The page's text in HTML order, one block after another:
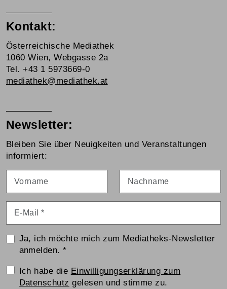
Kontakt:
Österreichische Mediathek
1060 Wien, Webgasse 2a
Tel. +43 1 5973669-0
mediathek@mediathek.at
Newsletter:
Bleiben Sie über Neuigkeiten und Veranstaltungen
informiert:
Ja, ich möchte mich zum Mediatheks-Newsletter
anmelden.*
Einwilligungserklärung
Ich habe die Einwilligungserklärung zum
Datenschutz gelesen und stimme zu.